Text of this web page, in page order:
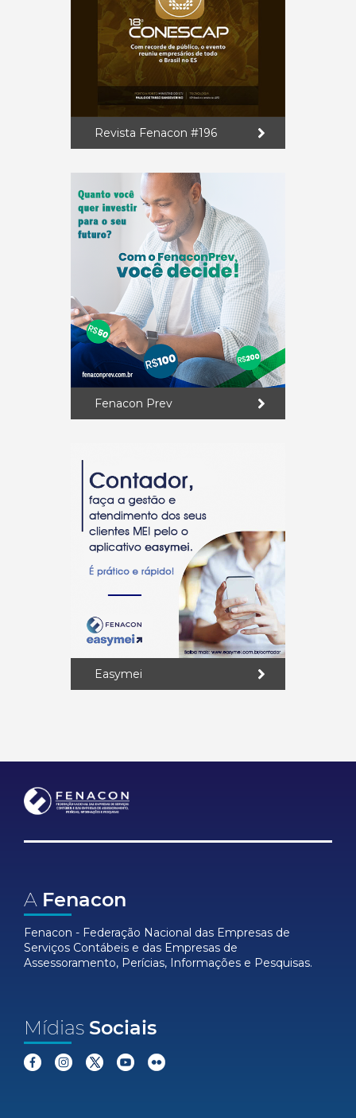
Revista Fenacon #196
Fenacon Prev
Easymei
A Fenacon
Fenacon - Federação Nacional das Empresas de
Serviços Contábeis e das Empresas de
Assessoramento, Perícias, Informações e Pesquisas.
Mídias Sociais